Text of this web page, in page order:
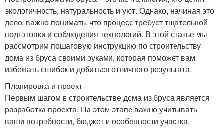
экологичность, натуральность и уют. Однако, начиная это
дело, важно понимать, что процесс требует тщательной
подготовки и соблюдения технологий. В этой статье мы
рассмотрим пошаговую инструкцию по строительству
дома из бруса своими руками, которая поможет вам
избежать ошибок и добиться отличного результата.
Планировка и проект
Первым шагом в строительстве дома из бруса является
разработка проекта. На этом этапе важно учитывать
ваши потребности, бюджет и особенности участка.